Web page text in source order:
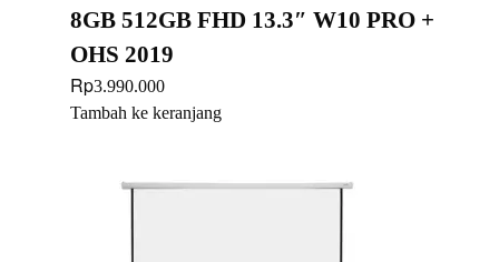
8GB 512GB FHD 13.3″ W10 PRO +
OHS 2019
Rp3.990.000
Tambah ke keranjang